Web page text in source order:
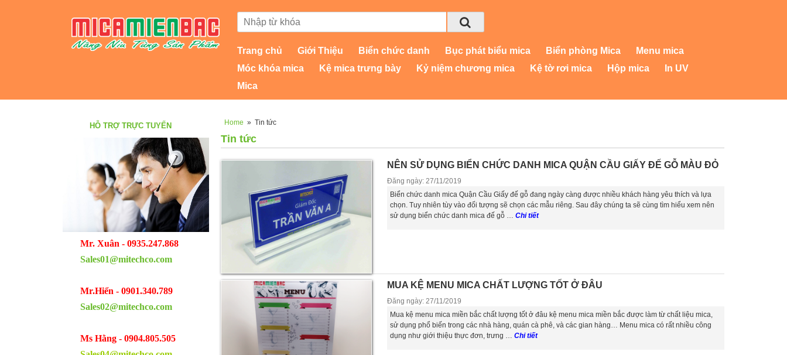
Trang chủ Giới Thiệu Biển chức danh Bục phát biểu mica Biển phòng Mica
Menu mica
Móc khóa mica
Kệ mica trưng bày Kỷ niệm chương mica Kệ tờ rơi mica Hộp mica
In UV
Mica
HỖ TRỢ TRỰC TUYẾN
Mr. Xuân - 0935.247.868
Sales01@mitechco.com
Mr.Hiển - 0901.340.789
Sales02@mitechco.com
Ms Hằng - 0904.805.505
Home » Tin tức
Tin tức
NÊN SỬ DỤNG BIỂN CHỨC DANH MICA QUẬN CẦU GIẤY ĐẾ GỖ MÀU ĐỎ
Đăng ngày: 27/11/2019
Biển chức danh mica Quận Cầu Giấy đế gỗ đang ngày càng được nhiều khách hàng yêu thích và lựa
chọn. Tuy nhiên tùy vào đối tượng sẽ chọn các mẫu riêng. Sau đây chúng ta sẽ cùng tìm hiểu xem nên
sử dụng biển chức danh mica đế gỗ … Chi tiết
MUA KỆ MENU MICA CHẤT LƯỢNG TỐT Ở ĐÂU
Đăng ngày: 27/11/2019
Mua kệ menu mica miền bắc chất lượng tốt ở đâu kệ menu mica miền bắc được làm từ chất liệu mica,
sử dụng phổ biến trong các nhà hàng, quán cà phê, và các gian hàng… Menu mica có rất nhiều công
dụng như giới thiệu thực đơn, trưng … Chi tiết